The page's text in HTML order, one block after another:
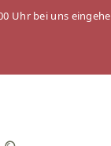
Uhr bei uns